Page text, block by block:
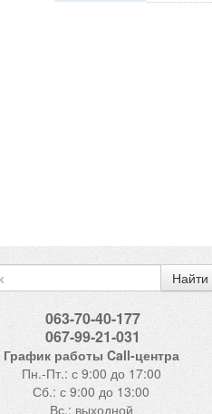
Найти
063-70-40-177
067-99-21-031
График работы Call-центра
Пн.-Пт.: с 9:00 до 17:00
Сб.: с 9:00 до 13:00
Вс.: выходной